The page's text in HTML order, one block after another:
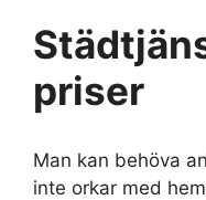
priser
Man kan behöva
inte orkar med